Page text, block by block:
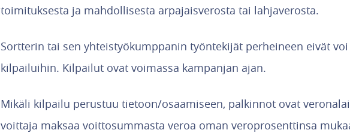
toimituksesta ja mahdollisesta arpajaisverosta tai lahjaverosta.
Sortterin tai sen yhteistyökumppanin työntekijät perheineen eivät
kilpailuihin. Kilpailut ovat voimassa kampanjan ajan.
Mikäli kilpailu perustuu tietoon/osaamiseen, palkinnot ovat
voittaja maksaa voittosummasta veroa oman veroprosenttinsa